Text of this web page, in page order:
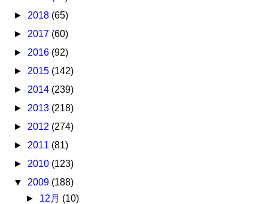
► 2018 (65)
► 2017 (60)
► 2016 (92)
► 2015 (142)
► 2014 (239)
► 2013 (218)
► 2012 (274)
► 2011 (81)
► 2010 (123)
▼ 2009 (188)
► 12月 (10)